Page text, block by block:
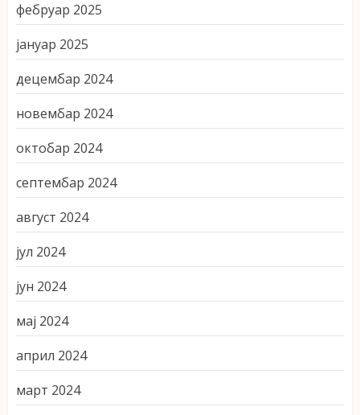
фебруар 2025
јануар 2025
децембар 2024
новембар 2024
октобар 2024
септембар 2024
август 2024
јул 2024
јун 2024
мај 2024
април 2024
март 2024